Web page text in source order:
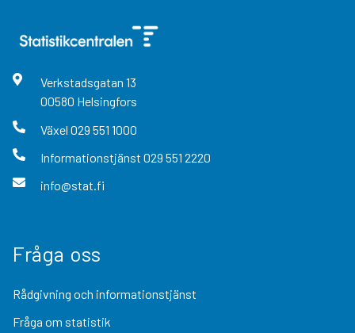
Verkstadsgatan 13
00580 Helsingfors
Växel 029 551 1000
Informationstjänst 029 551 2220
info@stat.fi
Fråga oss
Rådgivning och informationstjänst
Fråga om statistik